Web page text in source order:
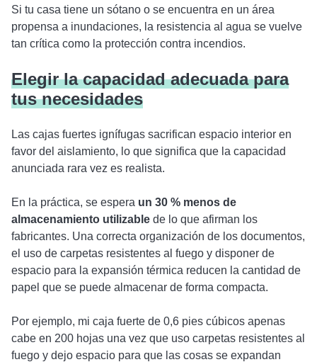
Si tu casa tiene un sótano o se encuentra en un área
propensa a inundaciones, la resistencia al agua se vuelve
tan crítica como la protección contra incendios.
Elegir la capacidad adecuada para
tus necesidades
Las cajas fuertes ignífugas sacrifican espacio interior en
favor del aislamiento, lo que significa que la capacidad
anunciada rara vez es realista.
En la práctica, se espera un 30 % menos de
almacenamiento utilizable de lo que afirman los
fabricantes. Una correcta organización de los documentos,
el uso de carpetas resistentes al fuego y disponer de
espacio para la expansión térmica reducen la cantidad de
papel que se puede almacenar de forma compacta.
Por ejemplo, mi caja fuerte de 0,6 pies cúbicos apenas
cabe en 200 hojas una vez que uso carpetas resistentes al
fuego y dejo espacio para que las cosas se expandan